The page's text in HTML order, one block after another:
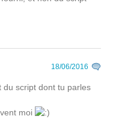
18/06/2016
du script dont tu parles
moi